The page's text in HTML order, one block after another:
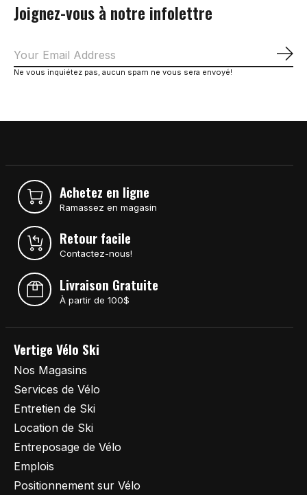
Joignez-vous à notre infolettre
Ne vous inquiétez pas, aucun spam ne vous sera envoyé!
Achetez en ligne
Ramassez en magasin
Retour facile
Contactez-nous!
Livraison Gratuite
À partir de 100$
Vertige Vélo Ski
Nos Magasins
Services de Vélo
Entretien de Ski
Location de Ski
Entreposage de Vélo
Emplois
Positionnement sur Vélo